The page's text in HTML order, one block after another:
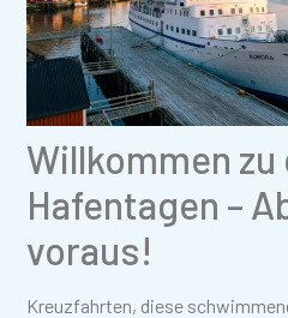
Willkommen zu
Hafentagen –
voraus!
Kreuzfahrten, diese